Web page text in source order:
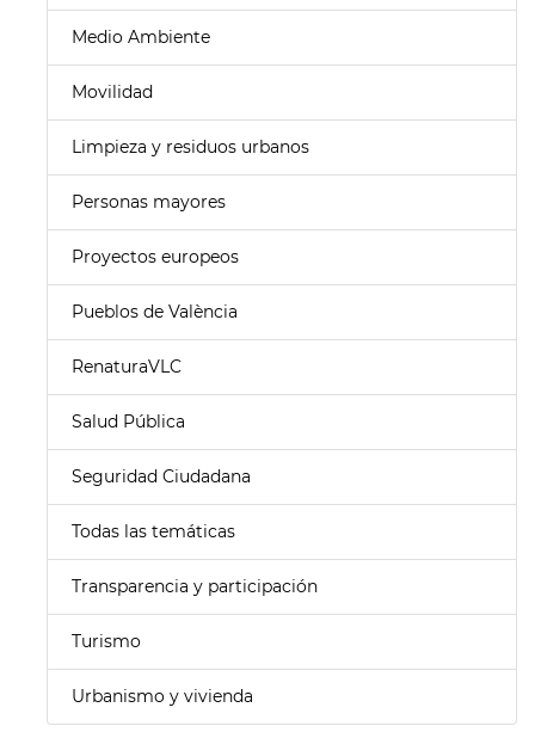
Medio Ambiente
Movilidad
Limpieza y residuos urbanos
Personas mayores
Proyectos europeos
Pueblos de València
RenaturaVLC
Salud Pública
Seguridad Ciudadana
Todas las temáticas
Transparencia y participación
Turismo
Urbanismo y vivienda